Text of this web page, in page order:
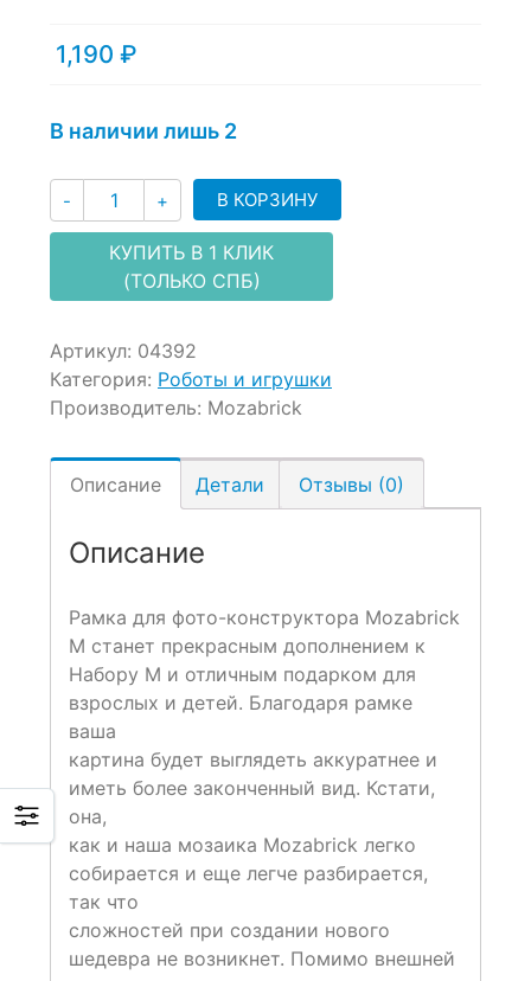
on
customer
1,190 ₽
В наличии лишь 2
- Количество
+ В КОРЗИНУ
КУПИТЬ В 1 КЛИК
(ТОЛЬКО СПБ)
Артикул: 04392
Категория: Роботы и игрушки
Производитель: Mozabrick
Описание Детали Отзывы (0)
Описание
Рамка для фото-конструктора Mozabrick
M станет прекрасным дополнением к
Набору M и отличным подарком для
взрослых и детей. Благодаря рамке
ваша
картина будет выглядеть аккуратнее и
иметь более законченный вид. Кстати,
она,
как и наша мозаика Mozabrick легко
собирается и еще легче разбирается,
так что
сложностей при создании нового
шедевра не возникнет. Помимо внешней